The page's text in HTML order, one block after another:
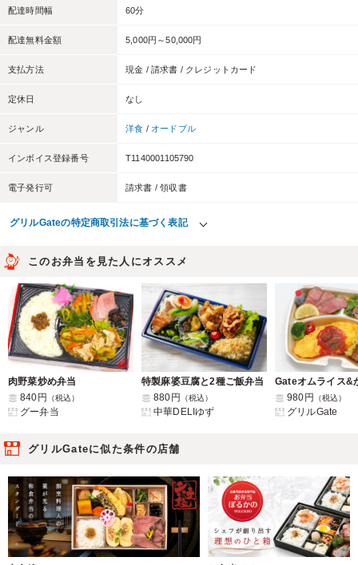
配達時間幅 60分
配達無料金額 5,000円～50,000円
支払方法 現金 / 請求書 / クレジットカード
定休日 なし
ジャンル 洋食 / オードブル
インボイス登録番号 T1140001105790
電子発行可 請求書 / 領収書
グリルGateの特定商取引法に基づく表記
このお弁当を見た人にオススメ
肉野菜炒め弁当
840円
（税込）
グー弁当
特製麻婆豆腐と2種ご飯弁当
880円
（税込）
中華DELIゆず
980円 （税込）
グリルGate
グリルGateに似た条件の店舗